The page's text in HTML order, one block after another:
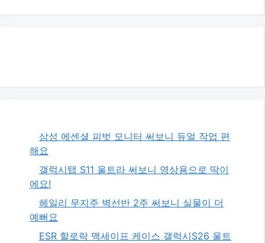
삼성 에센셜 피벗 모니터 써보니 듀얼 작업 편
해요
갤럭시탭 S11 울트라 써보니 영상용으로 딱이
에요!
헤일리 무지주 벽선반 2주 써보니 실물이 더
예뻐요
ESR 할로락 맥세이프 케이스 갤럭시S26 울트